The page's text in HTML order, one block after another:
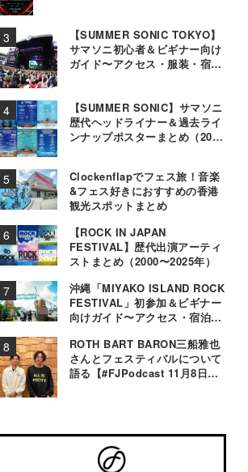
【SUMMER SONIC TOKYO】
サマソニ初心者＆ビギナー向け
ガイド〜アクセス・服装・宿泊
【SUMMER SONIC】サマソニ
歴代ヘッドライナー＆過去ライ
ンナップポスターまとめ（2000
Clockenflapでフェス旅！音楽
&フェス好きにおすすめの香港
観光スポットまとめ
【ROCK IN JAPAN
FESTIVAL】歴代出演アーティ
ストまとめ（2000〜2025年）
沖縄「MIYAKO ISLAND ROCK
FESTIVAL」初参加＆ビギナー
向けガイド〜アクセス・宿泊・
ROTH BART BARON三船雅也
さんとフェスティバルについて
語る【#FJPodcast 11月8日配